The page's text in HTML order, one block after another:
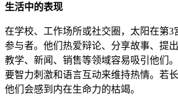
生活中的表现
在学校、工作场所或社交圈，太阳在第3
参与者。他们热爱辩论、分享故事、提
教学、新闻、销售等领域容易吸引他们
要智力刺激和语言互动来维持热情。若
他们会感到内在生命力的枯竭。